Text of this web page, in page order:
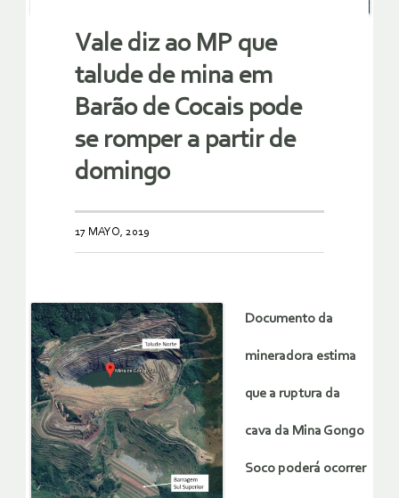
Vale diz ao MP que
talude de mina em
Barão de Cocais pode
se romper a partir de
domingo
17 MAYO, 2019
Documento da
mineradora estima
que a ruptura da
cava da Mina Gongo
Soco poderá ocorrer